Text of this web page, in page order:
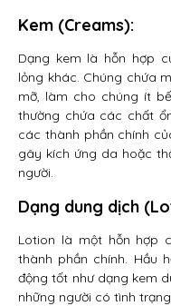
Kem (Creams):
Dạng kem là hỗn hợp
lỏng khác. Chúng chứa
mỡ, làm cho chúng ít
thường chứa các chất
các thành phần chính
gây kích ứng da hoặc
người.
Dạng dung dịch
Lotion là một hỗn hợp
thành phần chính. Hầu
động tốt như dạng kem
những người có tình